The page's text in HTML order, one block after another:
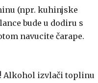
(npr. kuhinjske
bude u dodiru s
navucite čarape.
! Alkohol izvlači toplinu